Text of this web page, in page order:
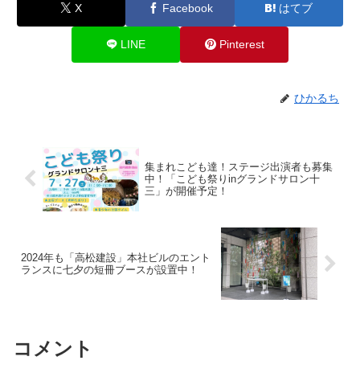
X Facebook はてブ
LINE Pinterest
ひかるち
集まれこども達！ステージ出演者も募集
中！「こども祭りinグランドサロン十
三」が開催予定！
2024年も「高松建設」本社ビルのエント
ランスに七夕の短冊ブースが設置中！
コメント